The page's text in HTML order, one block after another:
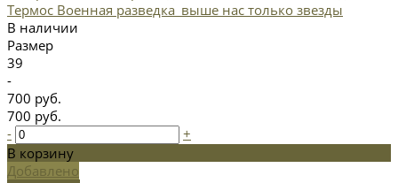
Термос Военная разведка_выше нас только звезды
В наличии
Размер
39
-
700 руб.
700 руб.
-
+
В корзину
Добавлено